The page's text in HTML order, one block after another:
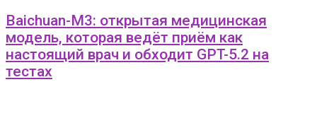
Baichuan-M3: открытая медицинская
модель, которая ведёт приём как
настоящий врач и обходит GPT-5.2 на
тестах